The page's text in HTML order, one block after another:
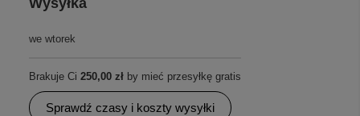
Wysyłka
we wtorek
Brakuje Ci 250,00 zł by mieć przesyłkę gratis
Sprawdź czasy i koszty wysyłki